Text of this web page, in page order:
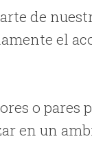
de
el
o pares
en un